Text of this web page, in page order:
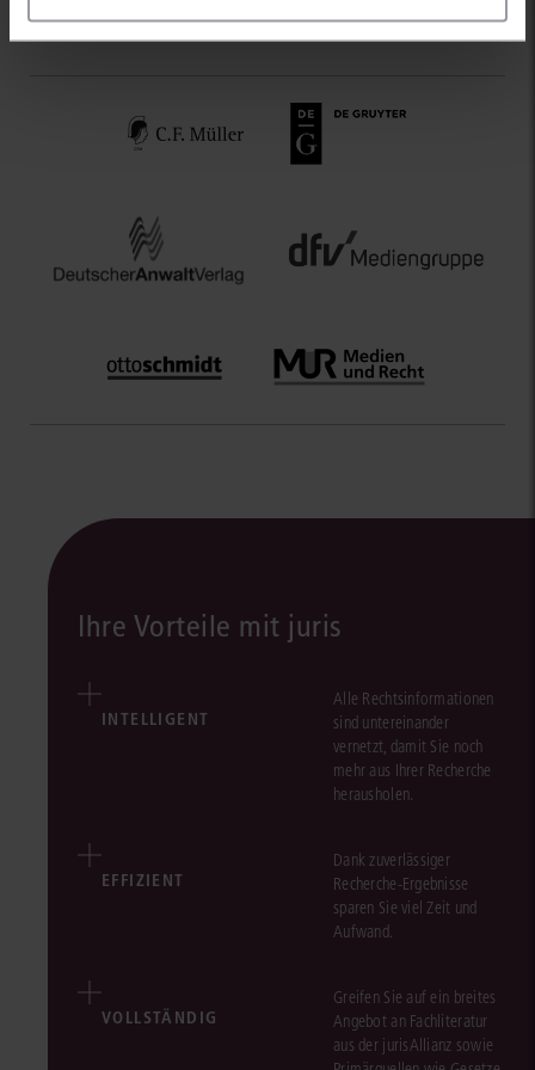
FOLGENDE VERLAGE SIND IM PRODUKT VERTRETEN
Ihre Vorteile mit juris
INTELLIGENT
Alle Rechtsinformationen
sind untereinander
vernetzt, damit Sie noch
mehr aus Ihrer Recherche
herausholen.
EFFIZIENT
Dank zuverlässiger
Recherche-Ergebnisse
sparen Sie viel Zeit und
Aufwand.
VOLLSTÄNDIG
Greifen Sie auf ein breites
Angebot an Fachliteratur
aus der jurisAllianz sowie